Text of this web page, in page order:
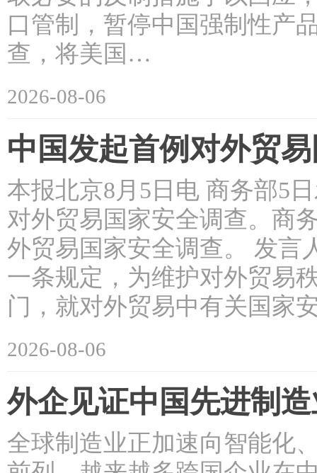
口管制，暂停中国强制性产
查，将美国…
2026-08-06
中国发起首例对外贸
本报北京8月5日电 商务部5
对外贸易国家安全调查。商
外贸易国家安全调查。 发言
一条规定，为维护对外贸易
门，就对外贸易中有关国家
2026-08-06
外企见证中国先进制
全球制造业正加速向智能化